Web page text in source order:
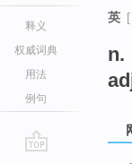
释义
权威词典
用法
例句
英
n.